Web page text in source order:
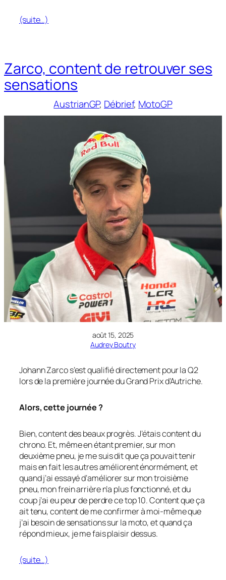
(suite…)
Zarco, content de retrouver ses
sensations
AustrianGP, Débrief, MotoGP
août 15, 2025
Audrey Boutry
Johann Zarco s’est qualifié directement pour la Q2
lors de la première journée du Grand Prix d’Autriche.
Alors, cette journée ?
Bien, content des beaux progrès. J’étais content du
chrono. Et, même en étant premier, sur mon
deuxième pneu, je me suis dit que ça pouvait tenir
mais en fait les autres améliorent énormément, et
quand j’ai essayé d’améliorer sur mon troisième
pneu, mon frein arrière n’a plus fonctionné, et du
coup j’ai eu peur de perdre ce top 10. Content que ça
ait tenu, content de me confirmer à moi-même que
j’ai besoin de sensations sur la moto, et quand ça
répond mieux, je me fais plaisir dessus.
(suite…)